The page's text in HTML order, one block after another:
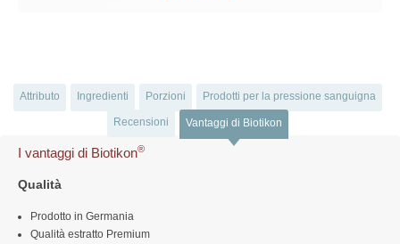
Attributo Ingredienti Porzioni Prodotti per la pressione sanguigna
Recensioni Vantaggi di Biotikon
I vantaggi di Biotikon®
Qualità
Prodotto in Germania
Qualità estratto Premium